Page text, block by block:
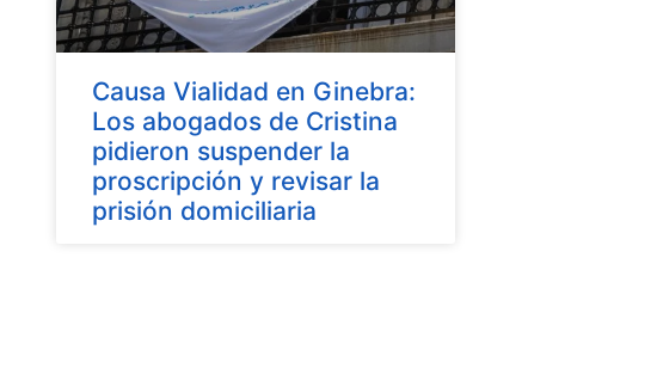
Causa Vialidad en Ginebra:
Los abogados de Cristina
pidieron suspender la
proscripción y revisar la
prisión domiciliaria